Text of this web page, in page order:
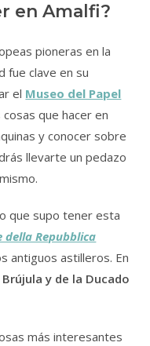
en Amalfi?
pioneras en la
fue clave en su
el Museo del Papel
que hacer en
y conocer sobre
llevarte un pedazo
que supo tener esta
della Repubblica
antiguos astilleros. En
y de la Ducado
más interesantes